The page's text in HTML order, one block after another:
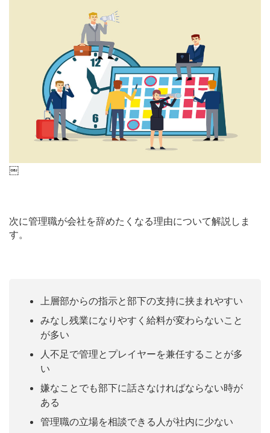
￼
次に管理職が会社を辞めたくなる理由について解説しま
す。
上層部からの指示と部下の支持に挟まれやすい
みなし残業になりやすく給料が変わらないこと
が多い
人不足で管理とプレイヤーを兼任することが多
い
嫌なことでも部下に話さなければならない時が
ある
管理職の立場を相談できる人が社内に少ない